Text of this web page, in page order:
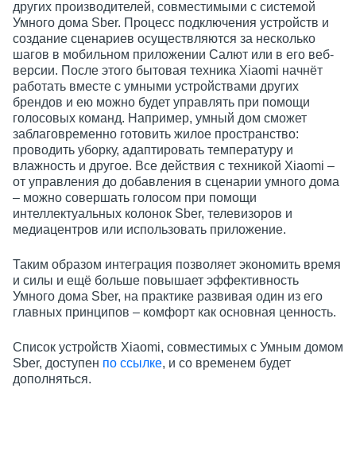
других производителей, совместимыми с системой
Умного дома Sber. Процесс подключения устройств и
создание сценариев осуществляются за несколько
шагов в мобильном приложении Салют или в его веб-
версии. После этого бытовая техника Xiaomi начнёт
работать вместе с умными устройствами других
брендов и ею можно будет управлять при помощи
голосовых команд. Например, умный дом сможет
заблаговременно готовить жилое пространство:
проводить уборку, адаптировать температуру и
влажность и другое. Все действия с техникой Xiaomi –
от управления до добавления в сценарии умного дома
– можно совершать голосом при помощи
интеллектуальных колонок Sber, телевизоров и
медиацентров или использовать приложение.
Таким образом интеграция позволяет экономить время
и силы и ещё больше повышает эффективность
Умного дома Sber, на практике развивая один из его
главных принципов – комфорт как основная ценность.
Список устройств Xiaomi, совместимых с Умным домом
Sber, доступен по ссылке, и со временем будет
дополняться.